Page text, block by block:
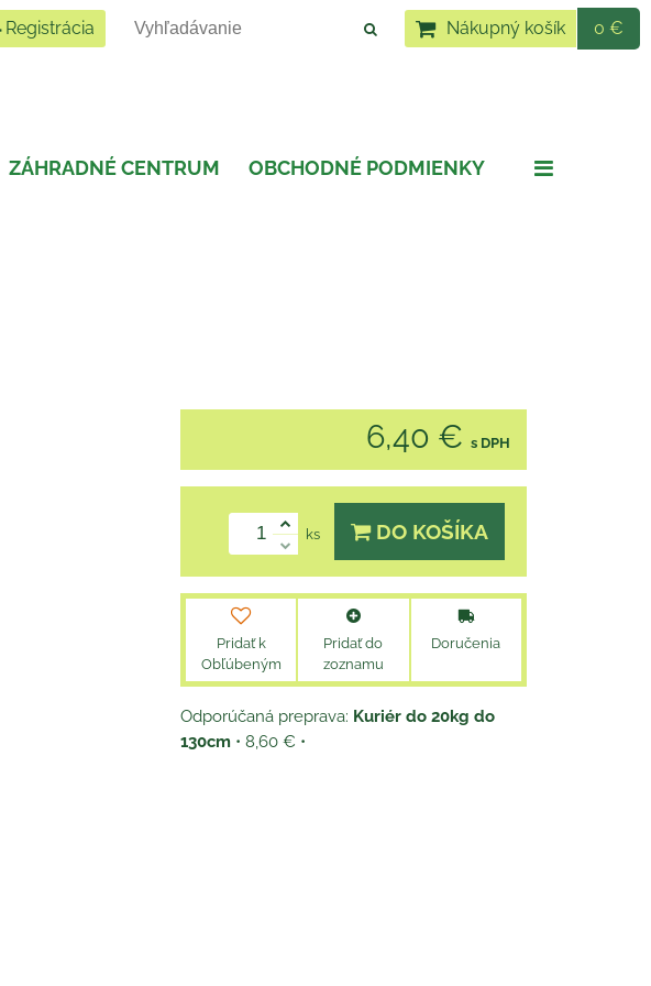
Registrácia Nákupný košík 0 €
ZÁHRADNÉ CENTRUM OBCHODNÉ PODMIENKY
6,40 € s DPH
ks DO KOŠÍKA
Pridať k
Obľúbeným
Pridať do
zoznamu
Doručenia
Kuriér do 20kg do
130cm • 8,60 € •